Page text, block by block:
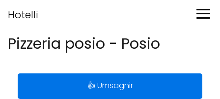
Hotelli
Pizzeria posio - Posio
👍 Umsagnir